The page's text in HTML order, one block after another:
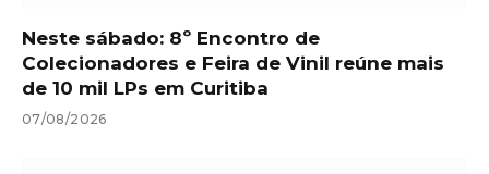
Neste sábado: 8º Encontro de
Colecionadores e Feira de Vinil reúne mais
de 10 mil LPs em Curitiba
07/08/2026